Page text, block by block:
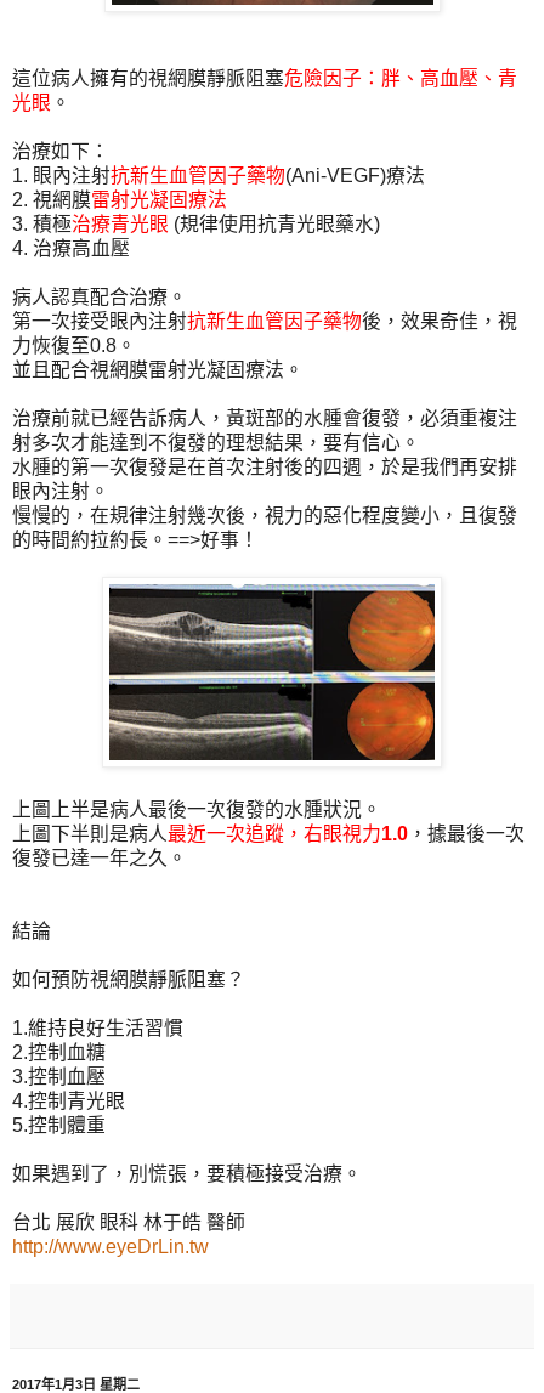
這位病人擁有的視網膜靜脈阻塞危險因子：胖、高血壓、青
光眼 。
治療如下：
1. 眼內注射抗新生血管因子藥物(Ani-VEGF)療法
2. 視網膜雷射光凝固療法
3. 積極治療青光眼 (規律使用抗青光眼藥水)
4. 治療高血壓
病人認真配合治療。
第一次接受眼內注射抗新生血管因子藥物後，效果奇佳，視
力恢復至0.8。
並且配合視網膜雷射光凝固療法。
治療前就已經告訴病人，黃斑部的水腫會復發，必須重複注
射多次才能達到不復發的理想結果，要有信心。
水腫的第一次復發是在首次注射後的四週，於是我們再安排
眼內注射。
慢慢的，在規律注射幾次後，視力的惡化程度變小，且復發
的時間約拉約長。==>好事！
上圖上半是病人最後一次復發的水腫狀況。
上圖下半則是病人最近一次追蹤，右眼視力1.0 ，據最後一次
復發已達一年之久。
結論
如何預防視網膜靜脈阻塞？
1.維持良好生活習慣
2.控制血糖
3.控制血壓
4.控制青光眼
5.控制體重
如果遇到了，別慌張，要積極接受治療。
台北 展欣 眼科 林于皓 醫師
http://www.eyeDrLin.tw
2017年1月3日 星期二